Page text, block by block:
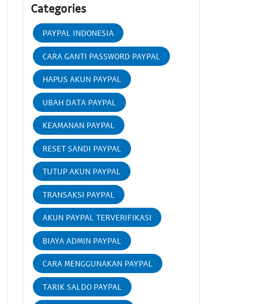
Categories
PAYPAL INDONESIA
CARA GANTI PASSWORD PAYPAL
HAPUS AKUN PAYPAL
UBAH DATA PAYPAL
KEAMANAN PAYPAL
RESET SANDI PAYPAL
TUTUP AKUN PAYPAL
TRANSAKSI PAYPAL
AKUN PAYPAL TERVERIFIKASI
BIAYA ADMIN PAYPAL
CARA MENGGUNAKAN PAYPAL
TARIK SALDO PAYPAL